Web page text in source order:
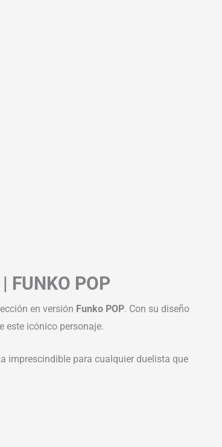
FUNKO POP
en versión Funko POP. Con su diseño
este icónico personaje.
imprescindible para cualquier duelista que